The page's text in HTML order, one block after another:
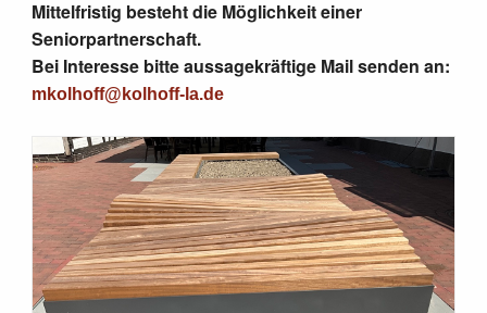
Mittelfristig besteht die Möglichkeit einer
Seniorpartnerschaft.
Bei Interesse bitte aussagekräftige Mail senden an:
mkolhoff@kolhoff-la.de